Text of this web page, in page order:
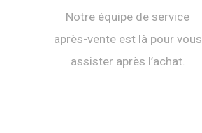
Notre équipe de service
après-vente est là pour vous
assister après l’achat.